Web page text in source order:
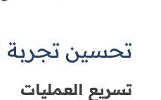
تحسين تجربة
تسريع العمليات